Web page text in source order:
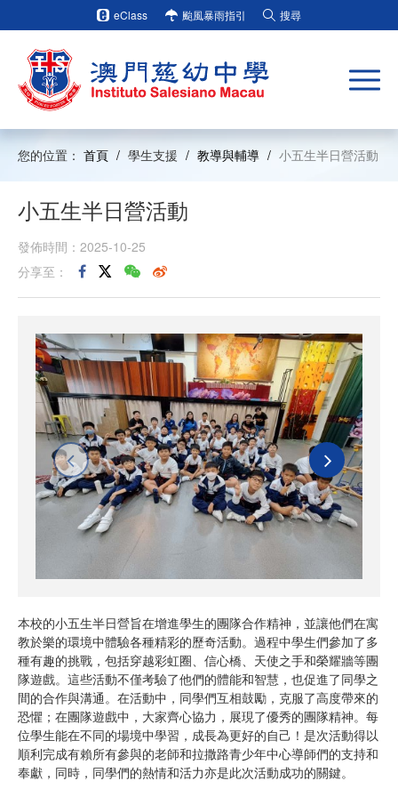
eClass 颱風暴雨指引 搜尋
您的位置： 首頁 / 學生支援 / 教導與輔導 / 小五生半日營活動
小五生半日營活動
發佈時間：2025-10-25
分享至：
本校的小五生半日營旨在增進學生的團隊合作精神，並讓他們在寓
教於樂的環境中體驗各種精彩的歷奇活動。過程中學生們參加了多
種有趣的挑戰，包括穿越彩虹圈、信心橋、天使之手和榮耀牆等團
隊遊戲。這些活動不僅考驗了他們的體能和智慧，也促進了同學之
間的合作與溝通。在活動中，同學們互相鼓勵，克服了高度帶來的
恐懼；在團隊遊戲中，大家齊心協力，展現了優秀的團隊精神。每
位學生能在不同的場境中學習，成長為更好的自己！是次活動得以
順利完成有賴所有參與的老師和拉撒路青少年中心導師們的支持和
奉獻，同時，同學們的熱情和活力亦是此次活動成功的關鍵。